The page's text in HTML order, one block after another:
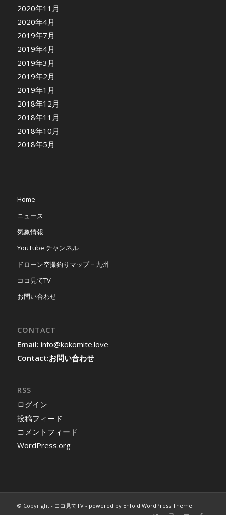
2020年11月
2020年4月
2019年7月
2019年4月
2019年3月
2019年2月
2019年1月
2018年12月
2018年11月
2018年10月
2018年5月
Home
ニュース
気象情報
YouTube チャンネル
ドローン空撮釣りマップ－九州
ココ見てTV
お問い合わせ
CONTACT
Email: info@kokomite.love
Contact:お問い合わせ
RSS
ログイン
投稿フィード
コメントフィード
WordPress.org
© Copyright - ココ見てTV- powered by Enfold WordPress Theme